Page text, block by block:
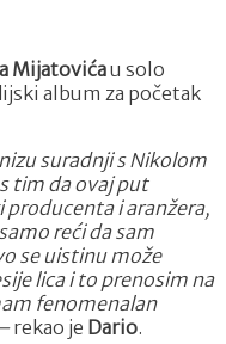
Mijatovićau solo
album za početak
suradnji s Nikolom
tim da ovaj put
producenta i aranžera,
reći da sam
se uistinu može
lica i to prenosim na
fenomenalan
rekao je Dario.